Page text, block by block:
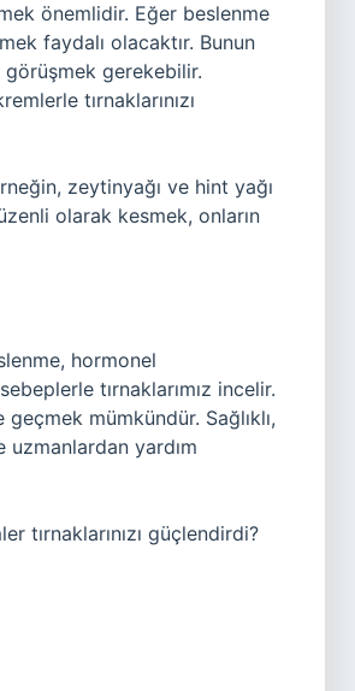
önemlidir. Eğer beslenme
faydalı olacaktır. Bunun
görüşmek gerekebilir.
tırnaklarınızı
zeytinyağı ve hint yağı
olarak kesmek, onların
hormonel
tırnaklarımız incelir.
mümkündür. Sağlıklı,
yardım
tırnaklarınızı güçlendirdi?